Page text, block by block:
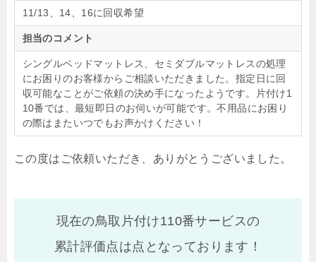
11/13、14、16に回収希望
担当のコメント
シングルベッドマットレス、セミダブルマットレスの処理
にお困りのお客様からご相談いただきました。指定日に回
収可能なことがご依頼の決め手になったようです。片付け1
10番では、最短即日のお伺いが可能です。不用品にお困り
の際はまたいつでもお声かけください！
この度はご依頼いただき、ありがとうございました。
現在の鳥取片付け110番サービスの
累計評価点は点となっております！